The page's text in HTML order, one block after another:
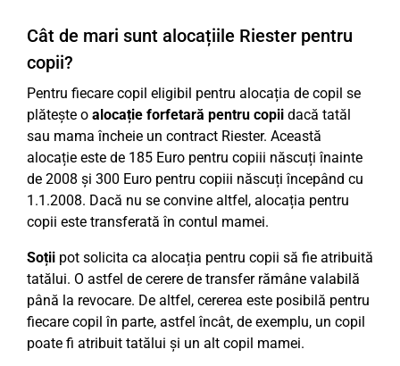
Cât de mari sunt alocațiile Riester pentru
copii?
Pentru fiecare copil eligibil pentru alocația de copil se
plătește o alocație forfetară pentru copii dacă tatăl
sau mama încheie un contract Riester. Această
alocație este de 185 Euro pentru copiii născuți înainte
de 2008 și 300 Euro pentru copiii născuți începând cu
1.1.2008. Dacă nu se convine altfel, alocația pentru
copii este transferată în contul mamei.
Soții pot solicita ca alocația pentru copii să fie atribuită
tatălui. O astfel de cerere de transfer rămâne valabilă
până la revocare. De altfel, cererea este posibilă pentru
fiecare copil în parte, astfel încât, de exemplu, un copil
poate fi atribuit tatălui și un alt copil mamei.